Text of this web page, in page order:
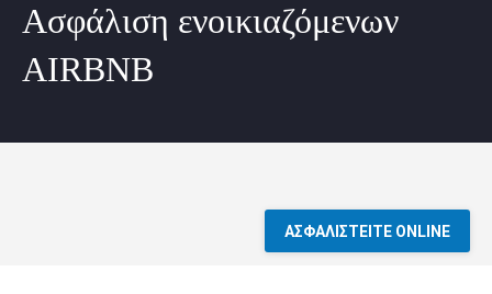
Ασφάλιση ενοικιαζόμενων
AIRBNB
ΑΣΦΑΛΙΣΤΕΙΤΕ ONLINE